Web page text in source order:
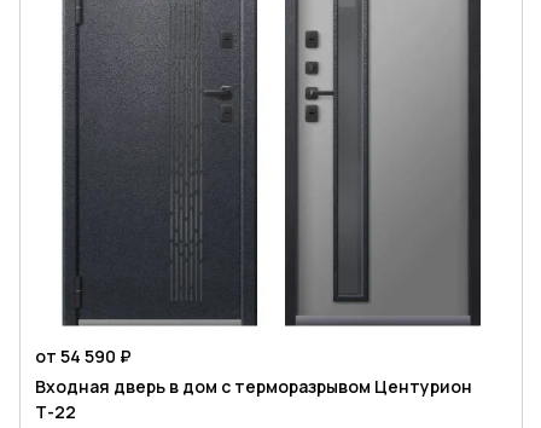
от 54 590 ₽
Входная дверь в дом с терморазрывом Центурион
Т-22